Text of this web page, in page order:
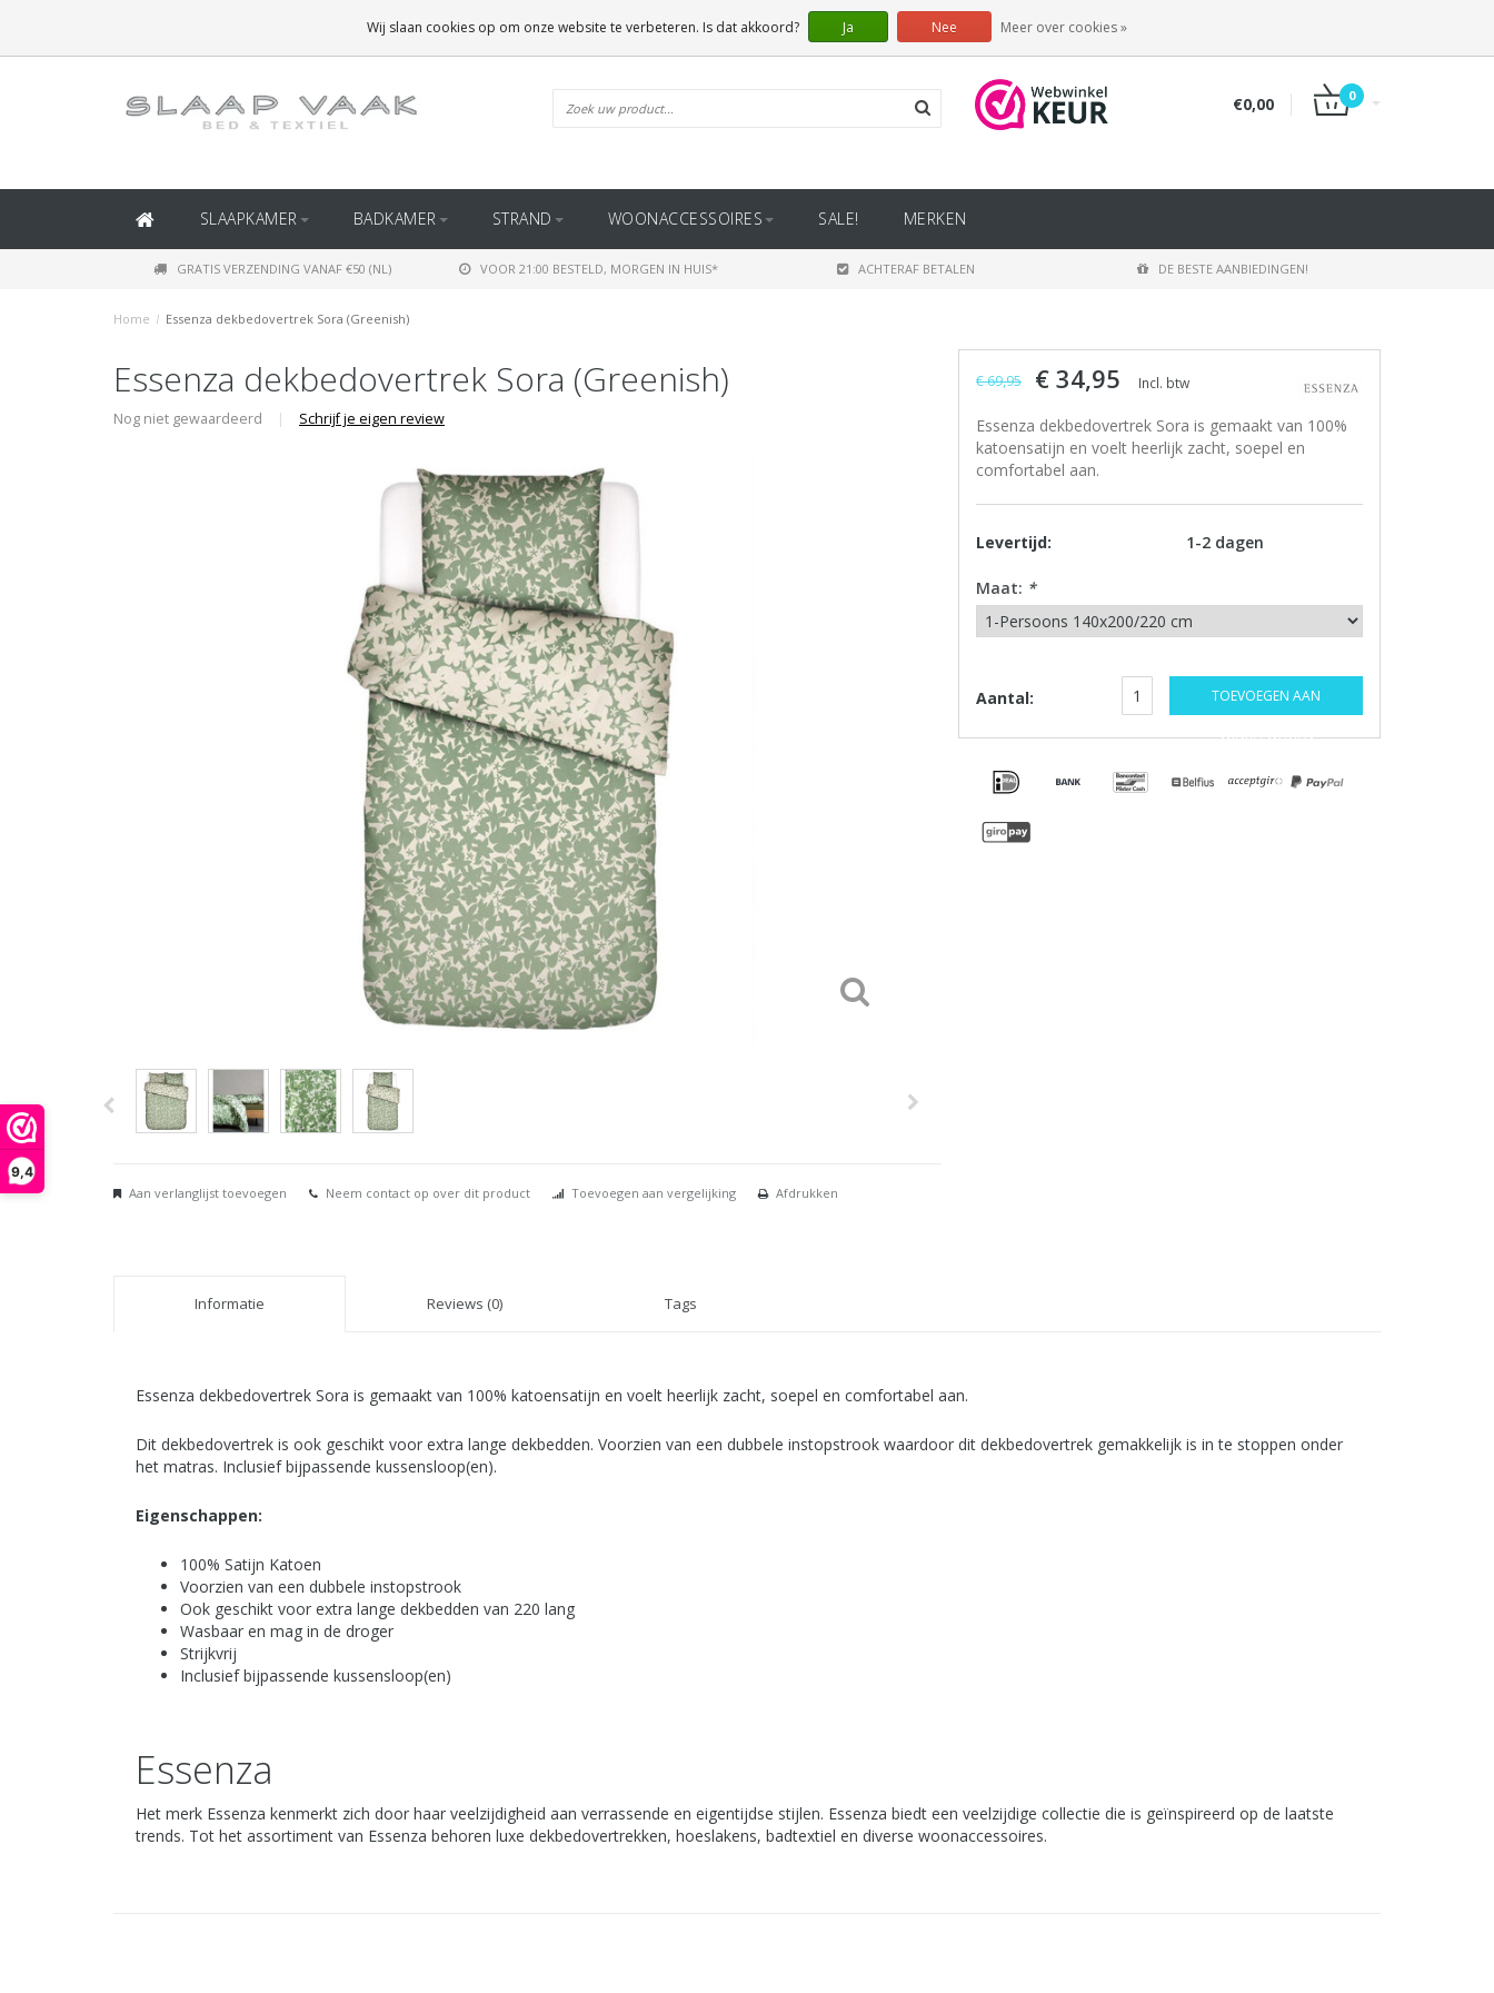
9,4
(BINNEN BELGIË)
€0,00 0
SLAAPKAMER BADKAMER STRAND WOONACCESSOIRES SALE! MERKEN
GRATIS VERZENDING VANAF €50 (NL) VOOR 21:00 BESTELD, MORGEN IN HUIS* ACHTERAF BETALEN DE BESTE AANBIEDINGEN!
Home / Essenza dekbedovertrek Sora (Greenish)
Essenza dekbedovertrek Sora (Greenish)
Nog niet gewaardeerd | Schrijf je eigen review
Aan verlanglijst toevoegen Neem contact op over dit product Toevoegen aan vergelijking Afdrukken
€ 69,95 € 34,95 Incl. btw
Essenza dekbedovertrek Sora is gemaakt van 100%
katoensatijn en voelt heerlijk zacht, soepel en
comfortabel aan.
Levertijd: 1-2 dagen
Maat: *
Aantal: TOEVOEGEN AAN
WINKELWAGEN
Informatie Reviews (0) Tags
Essenza dekbedovertrek Sora is gemaakt van 100% katoensatijn en voelt heerlijk zacht, soepel en comfortabel aan.
Dit dekbedovertrek is ook geschikt voor extra lange dekbedden. Voorzien van een dubbele instopstrook waardoor dit dekbedovertrek gemakkelijk is in te stoppen onder
het matras. Inclusief bijpassende kussensloop(en).
Eigenschappen:
100% Satijn Katoen
Voorzien van een dubbele instopstrook
Ook geschikt voor extra lange dekbedden van 220 lang
Wasbaar en mag in de droger
Strijkvrij
Inclusief bijpassende kussensloop(en)
Essenza
Het merk Essenza kenmerkt zich door haar veelzijdigheid aan verrassende en eigentijdse stijlen. Essenza biedt een veelzijdige collectie die is geïnspireerd op de laatste
trends. Tot het assortiment van Essenza behoren luxe dekbedovertrekken, hoeslakens, badtextiel en diverse woonaccessoires.
Wij slaan cookies op om onze website te verbeteren. Is dat akkoord? Ja Nee Meer over cookies »